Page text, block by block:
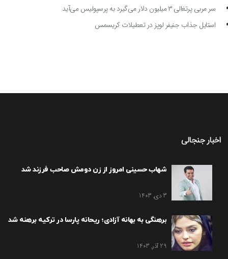
سر مربی پرتغالی ۳ میلیون دلار می‌گیرد به پرسپولیس می‌آید
استایل جذاب جنیفر لوپز در تعطیلات کریسمس
اخبار جنجالی
شهاب حسینی امروز از زن دومش صاحب فرزند شد
3 دی, 1403
برهنگی به بهانه آزادی؛ ریحانه پارسا در ترکیه برهنه شد
29 آذر, 1403